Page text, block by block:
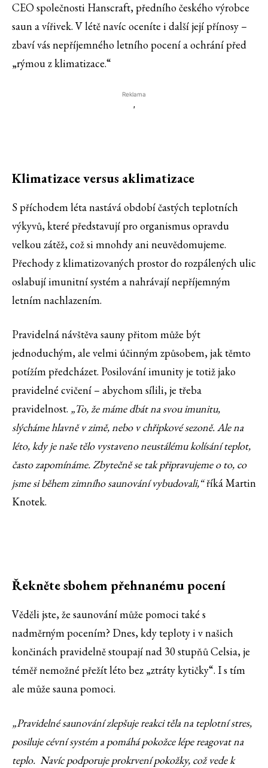
CEO společnosti Hanscraft, předního českého výrobce
saun a vířivek. V létě navíc oceníte i další její přínosy –
zbaví vás nepříjemného letního pocení a ochrání před
„rýmou z klimatizace.“
Reklama
'
Klimatizace versus aklimatizace
S příchodem léta nastává období častých teplotních
výkyvů, které představují pro organismus opravdu
velkou zátěž, což si mnohdy ani neuvědomujeme.
Přechody z klimatizovaných prostor do rozpálených ulic
oslabují imunitní systém a nahrávají nepříjemným
letním nachlazením.
Pravidelná návštěva sauny přitom může být
jednoduchým, ale velmi účinným způsobem, jak těmto
potížím předcházet. Posilování imunity je totiž jako
pravidelné cvičení – abychom sílili, je třeba
pravidelnost. „To, že máme dbát na svou imunitu,
slýcháme hlavně v zimě, nebo v chřipkové sezoně. Ale na
léto, kdy je naše tělo vystaveno neustálému kolísání teplot,
často zapomínáme. Zbytečně se tak připravujeme o to, co
jsme si během zimního saunování vybudovali,“říká Martin
Knotek.
Řekněte sbohem přehnanému pocení
Věděli jste, že saunování může pomoci také s
nadměrným pocením? Dnes, kdy teploty i v našich
končinách pravidelně stoupají nad 30 stupňů Celsia, je
téměř nemožné přežít léto bez „ztráty kytičky“. I s tím
ale může sauna pomoci.
„Pravidelné saunování zlepšuje reakci těla na teplotní stres,
posiluje cévní systém a pomáhá pokožce lépe reagovat na
teplo. Navíc podporuje prokrvení pokožky, což vede k